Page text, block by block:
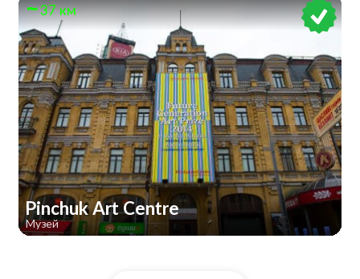
37 км
Pinchuk Art Centre
Музей